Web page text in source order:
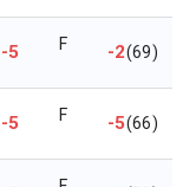
-5 F -2(69)
-5 F -5(66)